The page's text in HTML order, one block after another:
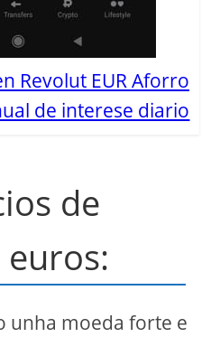
Revolut EUR Aforro
de interese diario
de
unha moeda forte e